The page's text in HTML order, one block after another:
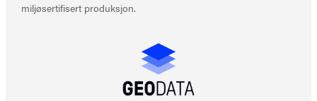
miljøsertifisert produksjon.